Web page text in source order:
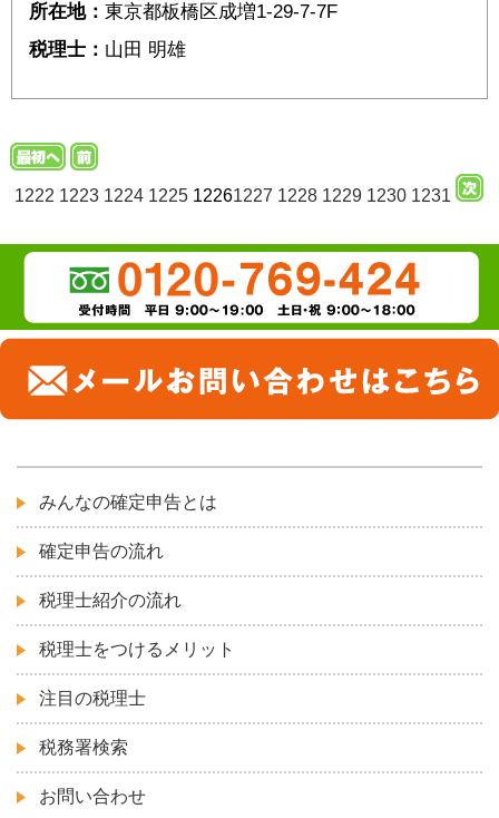
所在地： 東京都板橋区成増1-29-7-7F
税理士： 山田 明雄
1222 1223 1224 122512261227 1228 1229 1230 1231
みんなの確定申告とは
確定申告の流れ
税理士紹介の流れ
税理士をつけるメリット
注目の税理士
税務署検索
お問い合わせ